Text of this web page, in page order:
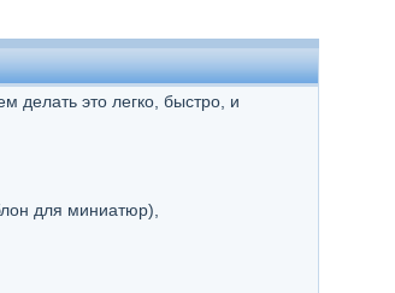
делать это легко, быстро, и
для миниатюр),